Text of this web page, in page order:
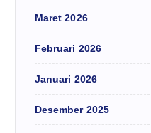
Maret 2026
Februari 2026
Januari 2026
Desember 2025